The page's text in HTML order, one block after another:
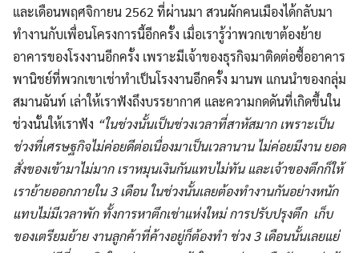
และเดือนพฤศจิกายน 2562 ที่ผ่านมา สวนผักคนเมืองได้กลับมา
ทำงานกับเพื่อนโครงการนี้อีกครั้ง เมื่อเรารู้ว่าพวกเขาต้องย้าย
อาคารของโรงงานอีกครั้ง เพราะมีเจ้าของธุรกิจมาติดต่อซื้ออาคาร
พานิชย์ที่พวกเขาเช่าทำเป็นโรงงานอีกครั้ง มานพ แกนนำของกลุ่ม
สมานฉันท์ เล่าให้เราฟังถึงบรรยากาศ และความกดดันที่เกิดขึ้นใน
ช่วงนั้นให้เราฟัง “ในช่วงนั้นเป็นช่วงเวลาที่สาหัสมาก เพราะเป็น
ช่วงที่เศรษฐกิจไม่ค่อยดีต่อเนื่องมาเป็นเวลานาน ไม่ค่อยมีงาน ยอด
สั่งของเข้ามาไม่มาก เราหมุนเงินกันแทบไม่ทัน และเจ้าของตึกก็ให้
เราย้ายออกภายใน 3 เดือน ในช่วงนั้นเลยต้องทำงานกันอย่างหนัก
แทบไม่มีเวลาพัก ทั้งการหาตึกเช่าแห่งใหม่ การปรับปรุงตึก เก็บ
ของเตรียมย้าย งานลูกค้าที่ค้างอยู่ก็ต้องทำ ช่วง 3 เดือนนั้นเลยแย่